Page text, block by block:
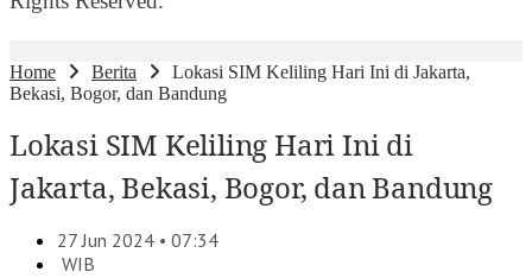
Home Berita
Lokasi SIM Keliling Hari Ini di Jakarta,
Bekasi, Bogor, dan Bandung
Lokasi SIM Keliling Hari Ini di
Jakarta, Bekasi, Bogor, dan Bandung
27 Jun 2024 • 07:34
WIB